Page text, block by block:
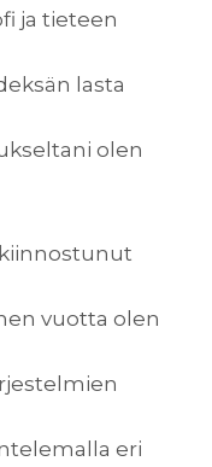
ja tieteen
lasta
olen
vuotta olen
eri